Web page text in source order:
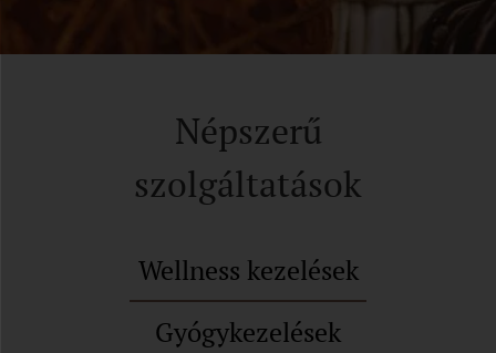
Népszerű
szolgáltatások
Wellness kezelések
Gyógykezelések